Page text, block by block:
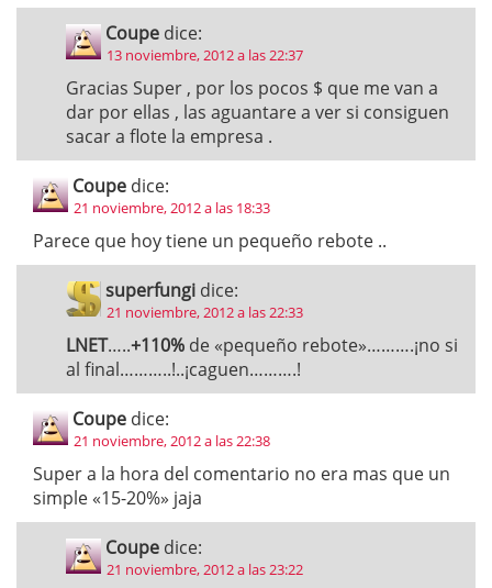
Coupe dice:
13 noviembre, 2012 a las 22:37
Gracias Super , por los pocos $ que me van a
dar por ellas , las aguantare a ver si consiguen
sacar a flote la empresa .
Coupe dice:
21 noviembre, 2012 a las 18:33
Parece que hoy tiene un pequeño rebote ..
superfungi dice:
21 noviembre, 2012 a las 22:33
LNET…..+110% de «pequeño rebote»……….¡no si
al final………..!..¡caguen……….!
Coupe dice:
21 noviembre, 2012 a las 22:38
Super a la hora del comentario no era mas que un
simple «15-20%» jaja
Coupe dice:
21 noviembre, 2012 a las 23:22